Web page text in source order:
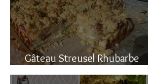
Gâteau Streusel Rhubarbe
Pomme, facile et hyper bon!